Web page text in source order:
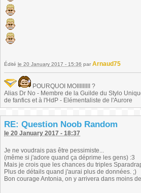
Édité le 20 January 2017 - 15:36 par Arnaud75
POURQUOI MOIIIIIIIII ?
Alias Dr No - Membre de la Guilde du Stylo
de fanfics et à l'HdP - Elémentaliste de l'Aurore
RE: Question Noob Random
le 20 January 2017 - 18:37
Je ne voudrais pas être pessimiste...
(même si j'adore quand ça déprime les gens) :3
Mais je crois que les chances du triples
Plus de détails quand j'aurai plus de données. ;)
Bon courage Antonia, on y arrivera dans moins